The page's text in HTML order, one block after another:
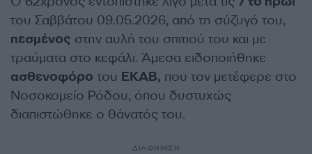
του Σαββάτου 09.05.2026, από τη σύζυγό του,
πεσμένος στην αυλή του σπιτιού του και με
τραύματα στο κεφάλι. Άμεσα ειδοποιήθηκε
ασθενοφόρο του ΕΚΑΒ, που τον μετέφερε στο
Νοσοκομείο Ρόδου, όπου δυστυχώς
διαπιστώθηκε ο θάνατός του.
ΔΙΑΦΗΜΙΣΗ